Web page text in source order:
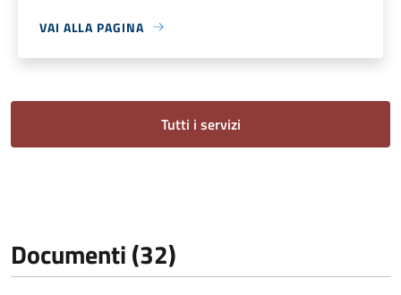
VAI ALLA PAGINA
Tutti i servizi
Documenti (32)